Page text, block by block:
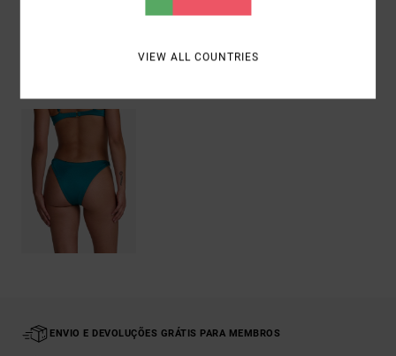
ENVIO E DEVOLUÇÕES GRÁTIS PARA MEMBROS
VIEW ALL COUNTRIES